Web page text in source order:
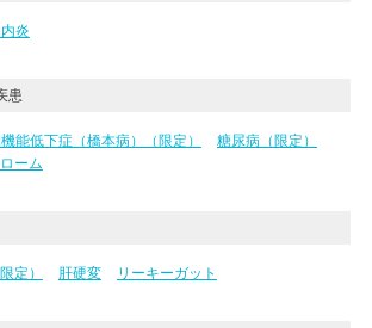
炎
患
能低下症（橋本病）（限定）
糖尿病（限定）
ーム
定） 肝硬変 リーキーガット